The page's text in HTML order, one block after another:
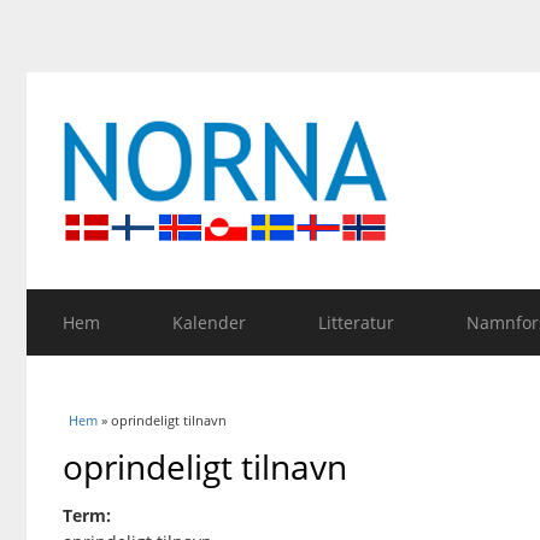
Hem Kalender Litteratur
Du är här
Hem » oprindeligt tilnavn
oprindeligt tilnavn
Term: